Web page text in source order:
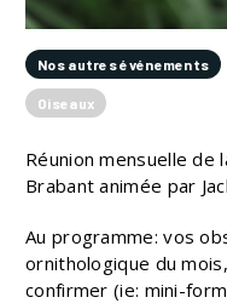
Nos autres événements
Oiseaux
Réunion mensuelle de
Brabant animée par
Au programme: vos
ornithologique du
confirmer (ie: mini-